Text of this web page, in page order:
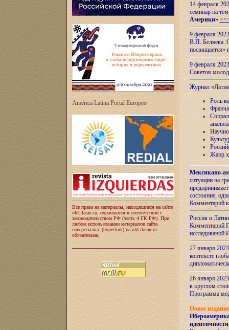
-
América Latina Portal Europeo
Все права на материалы, находящиеся на сайте
old.ilaran.ru, охраняются в соответствии с
законодательством РФ (часть 4 ГК РФ). При
любом использовании материалов сайта
гиперссылка (hyperlink) на old.ilaran.ru
обязательна.
14 февраля
семинар на
Америки»
9 февраля
В.П. Беляева.
посвящается»
9 февраля
Советов
Журнал
Роль
анализа
Жанр
Мексикано-
ситуации на
состояние,
Комментарий
Россия и
Комментарий
27 января
контексте
26 января
в круглом
Программа
Новое
идентичности